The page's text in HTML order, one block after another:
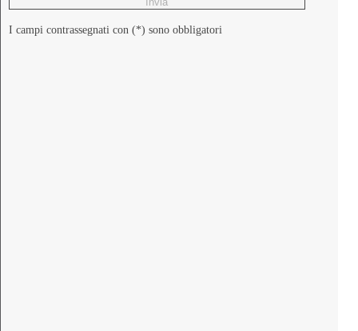
I campi contrassegnati con (*) sono obbligatori